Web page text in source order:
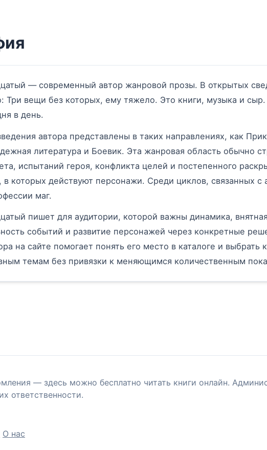
— современный автор жанровой прозы. В открытых
Три вещи без которых, ему тяжело. Это книги, музыка и
в день.
автора представлены в таких направлениях, как
литература и Боевик. Эта жанровая область обычно
испытаний героя, конфликта целей и постепенного
в которых действуют персонажи. Среди циклов, связанных с
маг.
пишет для аудитории, которой важны динамика, внятная
событий и развитие персонажей через конкретные
на сайте помогает понять его место в каталоге и выбрать
темам без привязки к меняющимся количественным
— здесь можно бесплатно читать книги онлайн.
ответственности.
О нас